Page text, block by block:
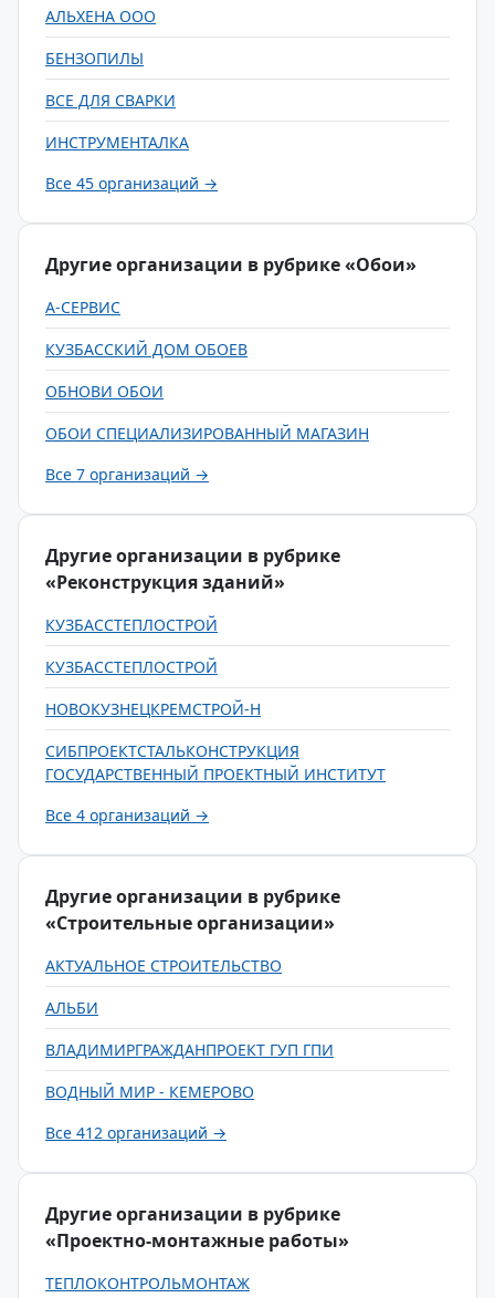
АЛЬХЕНА ООО
БЕНЗОПИЛЫ
ВСЕ ДЛЯ СВАРКИ
ИНСТРУМЕНТАЛКА
Все 45 организаций →
Другие организации в рубрике «Обои»
А-СЕРВИС
КУЗБАССКИЙ ДОМ ОБОЕВ
ОБНОВИ ОБОИ
ОБОИ СПЕЦИАЛИЗИРОВАННЫЙ МАГАЗИН
Все 7 организаций →
Другие организации в рубрике
«Реконструкция зданий»
КУЗБАССТЕПЛОСТРОЙ
КУЗБАССТЕПЛОСТРОЙ
НОВОКУЗНЕЦКРЕМСТРОЙ-Н
СИБПРОЕКТСТАЛЬКОНСТРУКЦИЯ
ГОСУДАРСТВЕННЫЙ ПРОЕКТНЫЙ ИНСТИТУТ
Все 4 организаций →
Другие организации в рубрике
«Строительные организации»
АКТУАЛЬНОЕ СТРОИТЕЛЬСТВО
АЛЬБИ
ВЛАДИМИРГРАЖДАНПРОЕКТ ГУП ГПИ
ВОДНЫЙ МИР - КЕМЕРОВО
Все 412 организаций →
Другие организации в рубрике
«Проектно-монтажные работы»
ТЕПЛОКОНТРОЛЬМОНТАЖ